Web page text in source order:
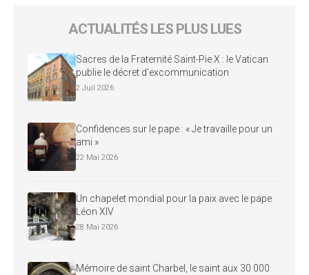
ACTUALITÉS LES PLUS LUES
Sacres de la Fraternité Saint-Pie X : le Vatican
publie le décret d’excommunication
2 Juil 2026
Confidences sur le pape : « Je travaille pour un
ami »
22 Mai 2026
Un chapelet mondial pour la paix avec le pape
Léon XIV
28 Mai 2026
Mémoire de saint Charbel, le saint aux 30 000